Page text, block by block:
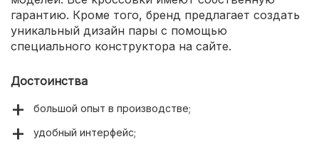
гарантию. Кроме того, бренд предлагает создать
уникальный дизайн пары с помощью
специального конструктора на сайте.
Достоинства
большой опыт в производстве;
удобный интерфейс;